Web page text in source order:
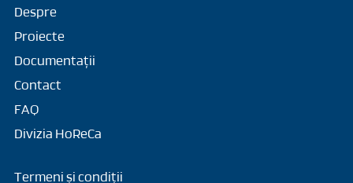
Despre
Proiecte
Documentații
Contact
FAQ
Divizia HoReCa
Termeni și condiții